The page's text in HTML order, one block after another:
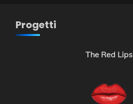
Progetti
The Red Lips